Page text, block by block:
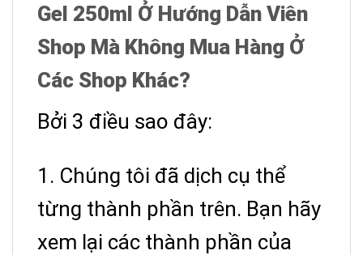
Gel 250ml Ở Hướng Dẫn Viên
Shop Mà Không Mua Hàng Ở
Các Shop Khác?
Bởi 3 điều sao đây:
1. Chúng tôi đã dịch cụ thể
từng thành phần trên. Bạn hãy
xem lại các thành phần của